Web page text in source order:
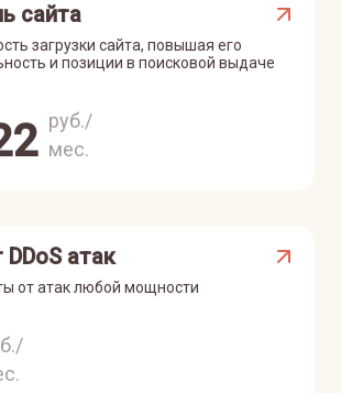
сайта
загрузки сайта, повышая его
и позиции в поисковой выдаче
руб./
мес.
атак
от атак любой мощности